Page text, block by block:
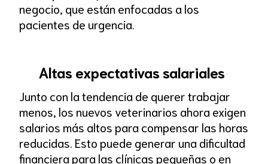
negocio, que están enfocadas a los
pacientes de urgencia.
Altas expectativas salariales
Junto con la tendencia de querer trabajar
menos, los nuevos veterinarios ahora exigen
salarios más altos para compensar las horas
reducidas. Esto puede generar una dificultad
financiera para las clínicas pequeñas o en